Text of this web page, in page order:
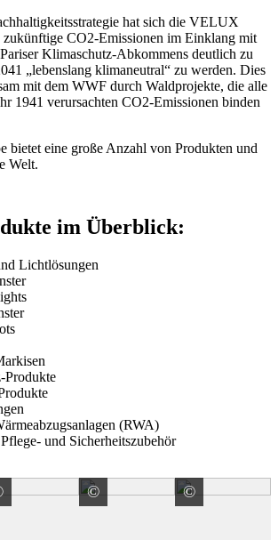
hat sich die VELUX
CO2-Emissionen im Einklang mit
Klimaschutz-Abkommens deutlich zu
„lebenslang klimaneutral“ zu werden. Dies
mit dem WWF durch Waldprojekte, die alle
1941 verursachten CO2-Emissionen binden
eine große Anzahl von Produkten und
Welt.
im Überblick:
Lichtlösungen
Produkte
(RWA)
und Sicherheitszubehör
GmbH
VELUX Deutschland GmbH
© VELUX Deutschland
© VELUX